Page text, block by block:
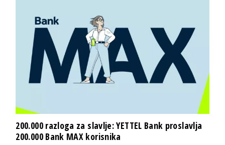
200.000 razloga za slavlje: YETTEL Bank proslavlja
200.000 Bank MAX korisnika